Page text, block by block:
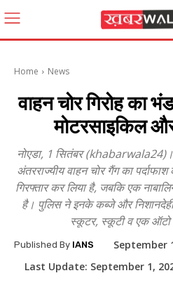
Home News
वाहन चोर गिरोह का
मोटरसाइकिल
नोएडा, 1 सितंबर
अंतरराज्यीय वाहन चोर गैंग का
गिरफ्तार कर लिया है, जबकि एक
है। पुलिस ने इनके कब्जे और
स्कूटर, स्कूटी व एक
Published By IANS
September
Last Update: September 1,